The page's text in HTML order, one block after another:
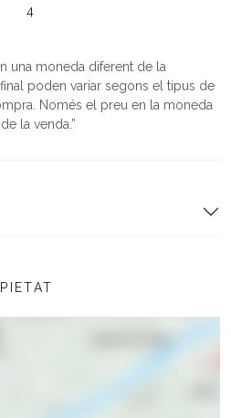
4
una moneda diferent de la
poden variar segons el tipus de
Només el preu en la moneda
la venda.